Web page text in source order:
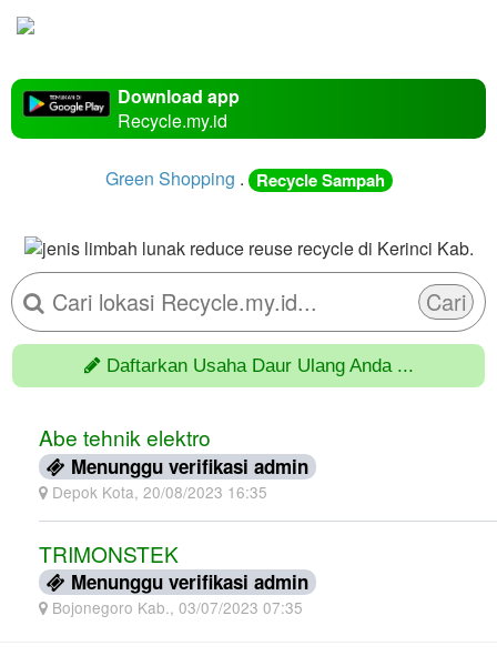
Download app
Recycle.my.id
Green Shopping . Recycle Sampah
Cari
Daftarkan Usaha Daur Ulang Anda ...
Abe tehnik elektro
Menunggu verifikasi admin
Depok Kota, 20/08/2023 16:35
TRIMONSTEK
Menunggu verifikasi admin
Bojonegoro Kab., 03/07/2023 07:35